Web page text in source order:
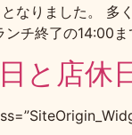
なりました。 多
ンチ終了の14:00
と店休